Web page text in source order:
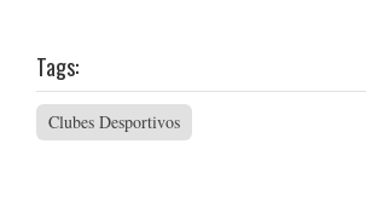
Tags:
Clubes Desportivos